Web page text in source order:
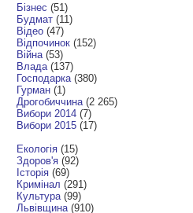
Бізнес (51)
Будмат (11)
Відео (47)
Відпочинок (152)
Війна (53)
Влада (137)
Господарка (380)
Гурман (1)
Дрогобиччина (2 265)
Вибори 2014 (7)
Вибори 2015 (17)
Екологія (15)
Здоров'я (92)
Історія (69)
Кримінал (291)
Культура (99)
Львівщина (910)